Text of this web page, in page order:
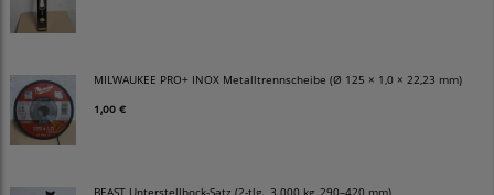
MILWAUKEE PRO+ INOX Metalltrennscheibe (Ø 125 × 1,0 × 22,23 mm)
1,00 €
BEAST Unterstellbock-Satz (2-tlg., 3.000 kg, 290–420 mm)